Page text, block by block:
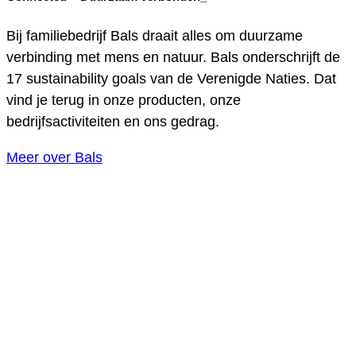
Bij familiebedrijf Bals draait alles om duurzame
verbinding met mens en natuur. Bals onderschrijft de
17 sustainability goals van de Verenigde Naties. Dat
vind je terug in onze producten, onze
bedrijfsactiviteiten en ons gedrag.
Meer over Bals